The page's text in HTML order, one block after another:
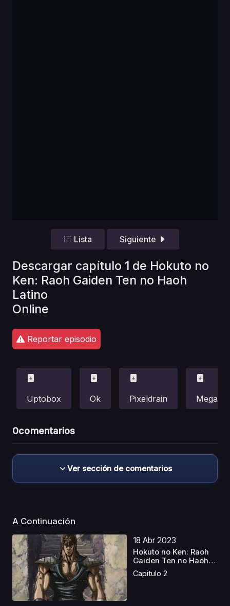
Lista Siguiente
Descargar capítulo 1 de Hokuto no
Ken: Raoh Gaiden Ten no Haoh
Latino
Online
Reportar episodio
Uptobox Ok Pixeldrain Mega
0comentarios
Ver sección de comentarios
A Continuación
18 Abr 2023
Hokuto no Ken: Raoh
Gaiden Ten no Haoh
L...
Capitulo 2